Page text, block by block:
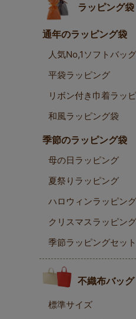
ラッピング袋
通年のラッピング袋
人気No,1ソフトバッ
平袋ラッピング
リボン付き巾着ラッ
和風ラッピング袋
季節のラッピング袋
母の日ラッピング
夏祭りラッピング
ハロウィンラッピング
クリスマスラッピング
季節ラッピングセット
不織布バッグ
標準サイズ